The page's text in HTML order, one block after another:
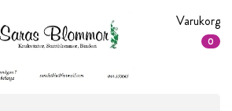
Varukorg
0